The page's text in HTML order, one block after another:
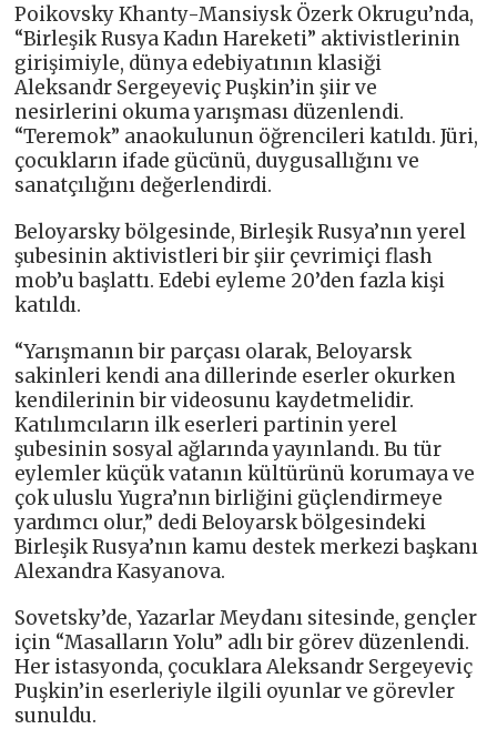
Poikovsky Khanty-Mansiysk Özerk Okrugu’nda,
“Birleşik Rusya Kadın Hareketi” aktivistlerinin
girişimiyle, dünya edebiyatının klasiği
Aleksandr Sergeyeviç Puşkin’in şiir ve
nesirlerini okuma yarışması düzenlendi.
“Teremok” anaokulunun öğrencileri katıldı. Jüri,
çocukların ifade gücünü, duygusallığını ve
sanatçılığını değerlendirdi.
Beloyarsky bölgesinde, Birleşik Rusya’nın yerel
şubesinin aktivistleri bir şiir çevrimiçi flash
mob’u başlattı. Edebi eyleme 20’den fazla kişi
katıldı.
“Yarışmanın bir parçası olarak, Beloyarsk
sakinleri kendi ana dillerinde eserler okurken
kendilerinin bir videosunu kaydetmelidir.
Katılımcıların ilk eserleri partinin yerel
şubesinin sosyal ağlarında yayınlandı. Bu tür
eylemler küçük vatanın kültürünü korumaya ve
çok uluslu Yugra’nın birliğini güçlendirmeye
yardımcı olur,” dedi Beloyarsk bölgesindeki
Birleşik Rusya’nın kamu destek merkezi başkanı
Alexandra Kasyanova.
Sovetsky’de, Yazarlar Meydanı sitesinde, gençler
için “Masalların Yolu” adlı bir görev düzenlendi.
Her istasyonda, çocuklara Aleksandr Sergeyeviç
Puşkin’in eserleriyle ilgili oyunlar ve görevler
sunuldu.